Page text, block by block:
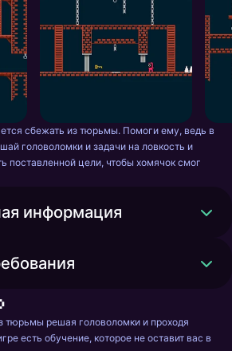
сбежать из тюрьмы. Помоги ему, ведь в
головоломки и задачи на ловкость и
поставленной цели, чтобы хомячок смог
информация
тюрьмы решая головоломки и проходя
есть обучение, которое не оставит вас в